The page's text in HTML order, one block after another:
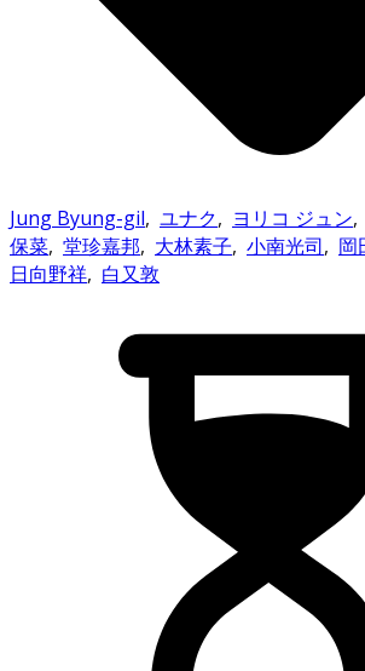
Jung Byung-gil, ユナク, ヨリコ ジュン,
保菜, 堂珍嘉邦, 大林素子, 小南光司, 岡
日向野祥, 白又敦